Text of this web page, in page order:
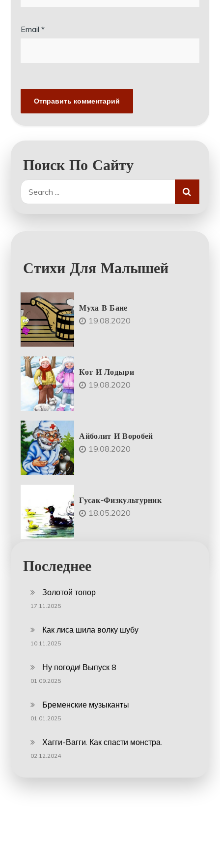
Email*
Поиск По Сайту
Search
for:
Стихи Для Малышей
Муха В Бане
19.08.2020
Кот И Лодыри
19.08.2020
Айболит И Воробей
19.08.2020
Гусак-Физкультурник
18.05.2020
Последнее
Золотой топор
17.11.2025
Как лиса шила волку шубу
10.11.2025
Ну погоди! Выпуск 8
01.09.2025
Бременские музыканты
01.01.2025
Хагги-Вагги. Как спасти монстра.
02.12.2024